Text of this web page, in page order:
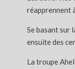
réapprennent
Se basant sur
ensuite des
La troupe